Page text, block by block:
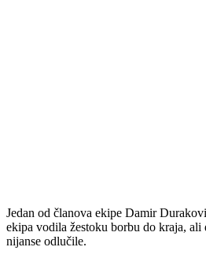
Jedan od članova ekipe Damir
ekipa vodila žestoku borbu do kraja, ali
nijanse odlučile.